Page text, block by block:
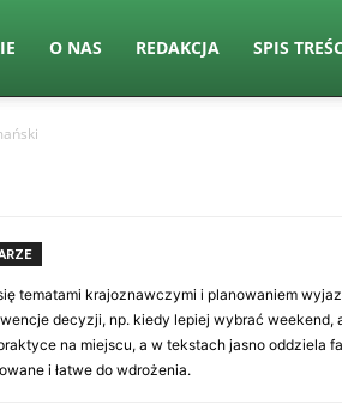
O NAS REDAKCJA SPIS
tematami krajoznawczymi i planowaniem
decyzji, np. kiedy lepiej wybrać
na miejscu, a w tekstach jasno oddziela
i łatwe do wdrożenia.